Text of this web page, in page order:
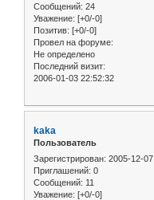
Сообщений: 24
Уважение: [+0/-0]
Позитив: [+0/-0]
Провел на форуме:
Не определено
Последний визит:
2006-01-03 22:52:32
kaka
Пользователь
Зарегистрирован: 2005-12-07
Приглашений: 0
Сообщений: 11
Уважение: [+0/-0]